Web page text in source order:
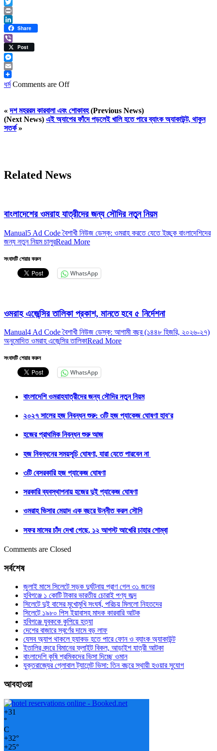
Twitter
Print
LinkedIn
Share
ViberPost
Messenger
Email
ধর্ম Comments are Off
«দশ মহররম কারবালা এবং শোকাবহ(Previous News)
(Next News) এই অ্যাপের ফাঁদে পড়লেই খালি হতে পারে ব্যাংক অ্যাকাউন্ট, থাকুন
সতর্ক»
Related News
বাংলাদেশের ওমরাহ যাত্রীদের জন্য সৌদির নতুন নিয়ম
Manual5 Ad Code বৈশাখী নিউজ ডেস্ক: ওমরাহ করতে যেতে ইচ্ছুক বাংলাদেশিদের
জন্য নতুন নিয়ম চালুরRead More
সংবাদটি শেয়ার করুন
WhatsApp
ওমরাহ এজেন্সির তালিকা প্রকাশ, মানতে হবে ৫ নির্দেশনা
Manual4 Ad Code বৈশাখী নিউজ ডেস্ক: আগামী বছর (১৪৪৮ হিজরি, ২০২৬-২৭)
অনুমোদিত ওমরাহ এজেন্সির তালিকাRead More
সংবাদটি শেয়ার করুন
WhatsApp
বাংলাদেশি ওমরাহযাত্রীদের জন্য সৌদির নতুন নিয়ম
২০২৭ সালের হজ নিবন্ধন শুরু: ৩টি হজ প্যাকেজ ঘোষণা হাব’র
হজের প্রাথমিক নিবন্ধন শুরু আজ
হজ নিবন্ধনের সময়সূচি ঘোষণা, যারা যেতে পারবেন না
৩টি বেসরকারি হজ প্যাকেজ ঘোষণা
সরকারি ব্যবস্থাপনায় হজের দুই প্যাকেজ ঘোষণা
ওমরাহ ভিসার মেয়াদ এক বছরে উন্নীত করল সৌদি
সফর মাসের চাঁদ দেখা গেছে, ১২ আগস্ট আখেরি চাহার শোম্বা
Comments are Closed
সর্বশেষ
জুলাই মাসে সিলেটে সড়ক দুর্ঘটনায় প্রাণ গেল ৩১ জনের
হবিগঞ্জে ১ কোটি টাকার ভারতীয় চোরাই পণ্য জব্দ
সিলেটে দুই বাসের মুখোমুখি সংঘর্ষ, পরিচয় মিললো নিহতদের
সিলেটে ১৯৮০ পিস ইয়াবাসহ মাদক কারবারি আটক
হবিগঞ্জে যুবককে কুপিয়ে হত্যা
দেশের বাজারে স্বর্ণের দামে বড় লাফ
যেসব অ্যাপ থাকলে হ্যাকড হতে পারে ফোন ও ব্যাংক অ্যাকাউন্ট
ইতালির বন্দরে বিমানের ফ্লাইট বিকল, আড়াইশ যাত্রী আটকা
বাংলাদেশি কৃষি শ্রমিকদের ভিসা দিচ্ছে ওমান
যুক্তরাজ্যের গ্লোবাল ট্যালেন্ট ভিসা: তিন বছরে স্থায়ী হওয়ার সুযোগ
আবহাওয়া
+31
°
C
+32°
+25°